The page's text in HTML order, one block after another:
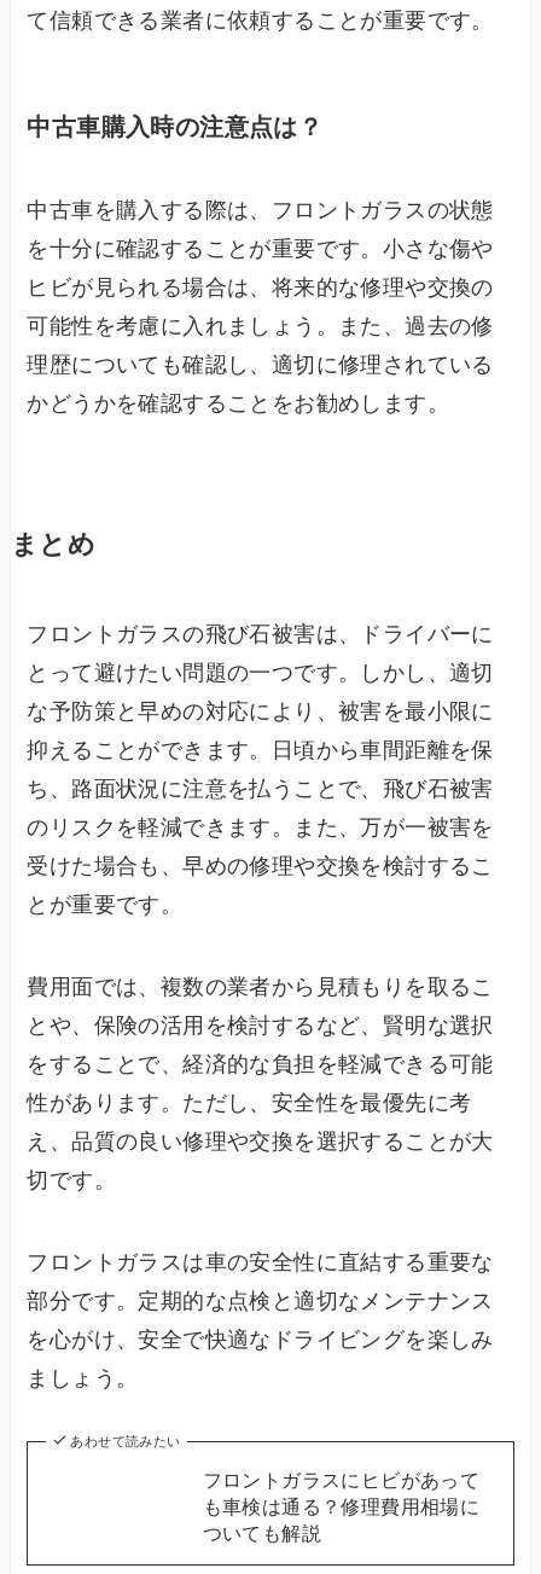
て信頼できる業者に依頼することが重要です。
中古車購入時の注意点は？
中古車を購入する際は、フロントガラスの状態
を十分に確認することが重要です。小さな傷や
ヒビが見られる場合は、将来的な修理や交換の
可能性を考慮に入れましょう。また、過去の修
理歴についても確認し、適切に修理されている
かどうかを確認することをお勧めします。
まとめ
フロントガラスの飛び石被害は、ドライバーに
とって避けたい問題の一つです。しかし、適切
な予防策と早めの対応により、被害を最小限に
抑えることができます。日頃から車間距離を保
ち、路面状況に注意を払うことで、飛び石被害
のリスクを軽減できます。また、万が一被害を
受けた場合も、早めの修理や交換を検討するこ
とが重要です。
費用面では、複数の業者から見積もりを取るこ
とや、保険の活用を検討するなど、賢明な選択
をすることで、経済的な負担を軽減できる可能
性があります。ただし、安全性を最優先に考
え、品質の良い修理や交換を選択することが大
切です。
フロントガラスは車の安全性に直結する重要な
部分です。定期的な点検と適切なメンテナンス
を心がけ、安全で快適なドライビングを楽しみ
ましょう。
あわせて読みたい
フロントガラスにヒビがあって
も車検は通る？修理費用相場に
ついても解説